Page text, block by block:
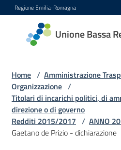
Vai al contenuto
Vai alla navigazione
Vai al footer
Regione Emilia-Romagna
Unione Bassa
Unione
Bassa
Amministrazione
Menu selezionato
Novità
Home / Amministrazione
Organizzazione /
Titolari di incarichi politici, di
direzione o di governo
Redditi 2015/2017 / ANNO
Gaetano de Prizio - dichiarazione